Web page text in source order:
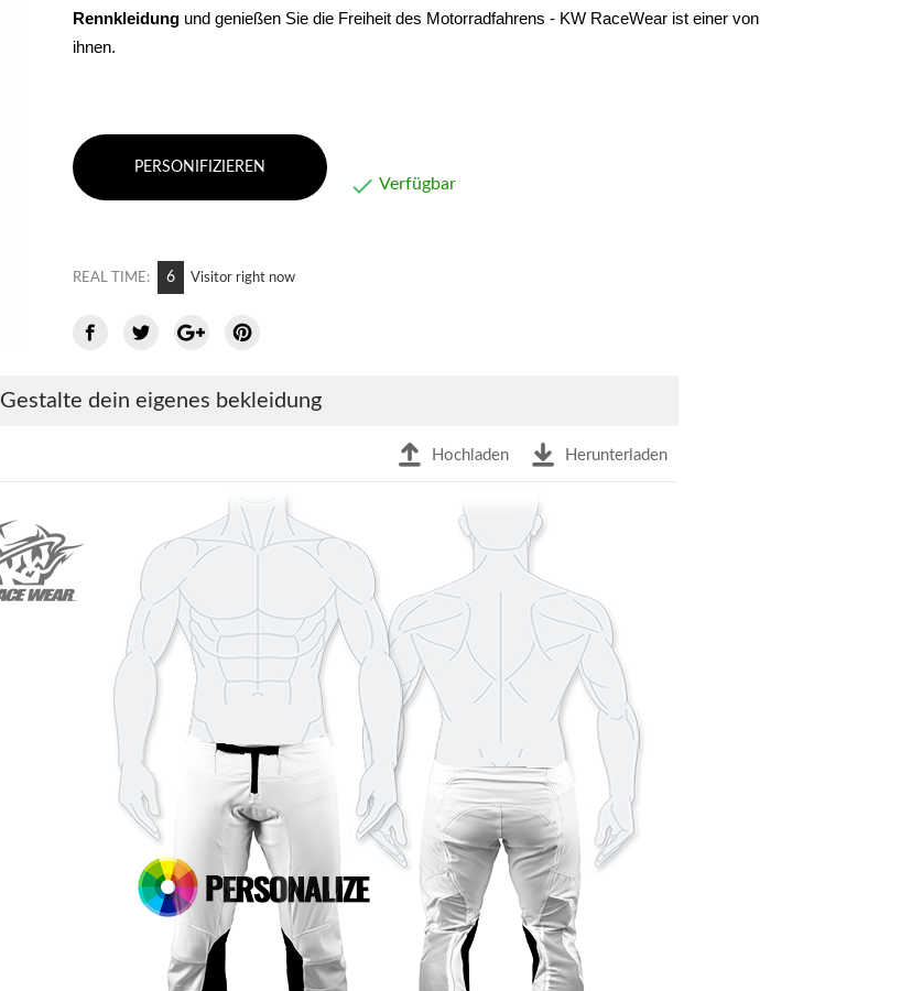
Rennkleidung und genießen Sie die Freiheit des Motorradfahrens - KW RaceWear ist einer von
ihnen.
PERSONIFIZIEREN
 Verfügbar
REAL TIME: 11 Visitor right now
Gestalte dein eigenes bekleidung
Hochladen Herunterladen